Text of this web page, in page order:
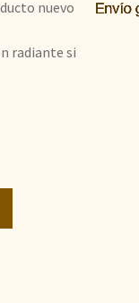
nuevo
radiante si